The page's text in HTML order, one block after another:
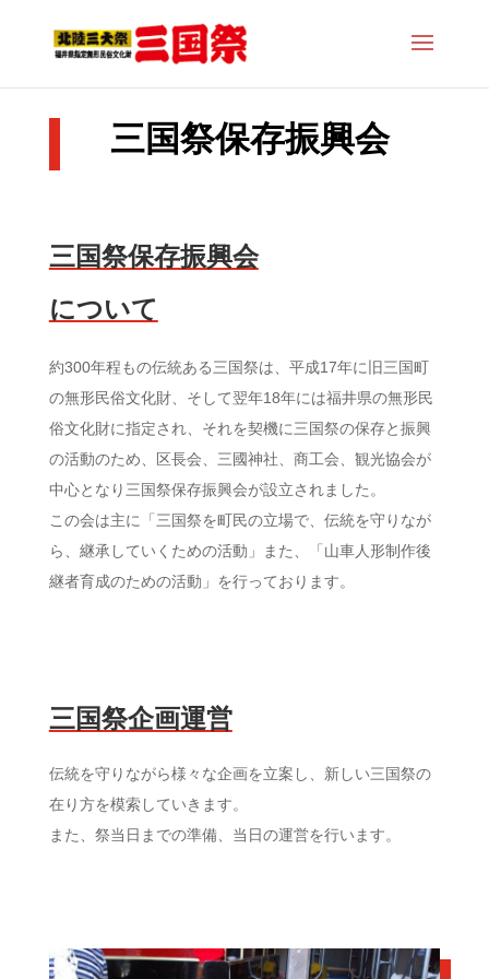
三国祭保存振興会
三国祭保存振興会
について
約300年程もの伝統ある三国祭は、平成17年に旧三国町
の無形民俗文化財、そして翌年18年には福井県の無形民
俗文化財に指定され、それを契機に三国祭の保存と振興
の活動のため、区長会、三國神社、商工会、観光協会が
中心となり三国祭保存振興会が設立されました。
この会は主に「三国祭を町民の立場で、伝統を守りなが
ら、継承していくための活動」また、「山車人形制作後
継者育成のための活動」を行っております。
三国祭企画運営
伝統を守りながら様々な企画を立案し、新しい三国祭の
在り方を模索していきます。
また、祭当日までの準備、当日の運営を行います。